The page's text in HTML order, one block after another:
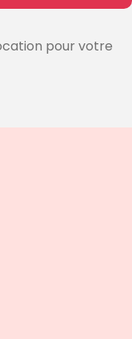
pour votre